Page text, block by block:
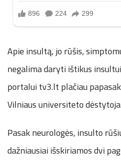
Apie insultą, jo rūšis,
negalima daryti ištikus
portalui tv3.lt plačiau
Vilniaus universiteto
Pasak neurologės, insulto
dažniausiai išskiriamos dvi